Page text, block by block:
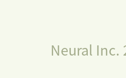
Neural Inc.